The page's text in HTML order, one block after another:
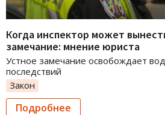
Когда инспектор может
замечание: мнение юриста
Устное замечание освобождает
последствий
Закон
Подробнее